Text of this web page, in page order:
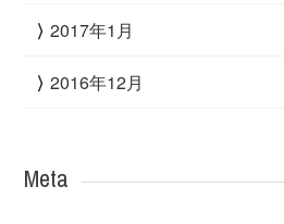
2017年1月
2016年12月
Meta